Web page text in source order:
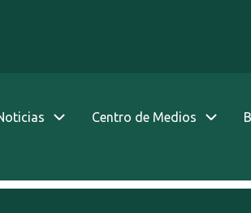
Centro de Medios